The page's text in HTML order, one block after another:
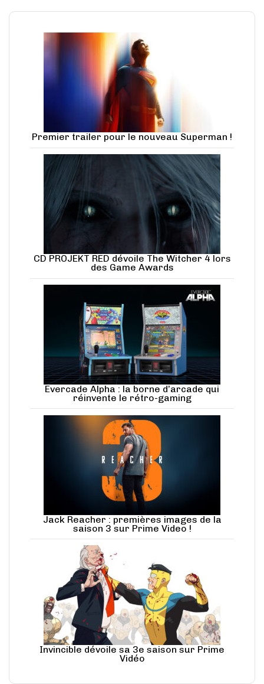
Premier trailer pour le nouveau Superman !
CD PROJEKT RED dévoile The Witcher 4 lors
des Game Awards
Evercade Alpha : la borne d’arcade qui
réinvente le rétro-gaming
Jack Reacher : premières images de la
saison 3 sur Prime Video !
Invincible dévoile sa 3e saison sur Prime
Vidéo